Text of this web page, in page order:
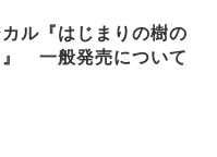
ル『はじまりの樹の
』 一般発売について